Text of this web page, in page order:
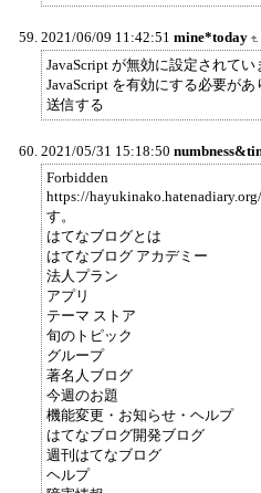
2021/06/09 11:42:51 mine*today
JavaScript が無効に設定されて
JavaScript を有効にする必要があ
送信する
2021/05/31 15:18:50
Forbidden
https://
す。
はてなブログとは
はてなブログ アカデミー
法人プラン
アプリ
テーマ ストア
旬のトピック
グループ
著名人ブログ
今週のお題
機能変更・お知らせ・ヘルプ
はてなブログ開発ブログ
週刊はてなブログ
ヘルプ